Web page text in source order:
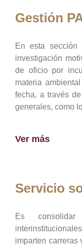
Gestión
En esta sección
investigación
de oficio por
materia
fecha, a través
generales, como
Ver más
Servicio
Es
imparten carreras